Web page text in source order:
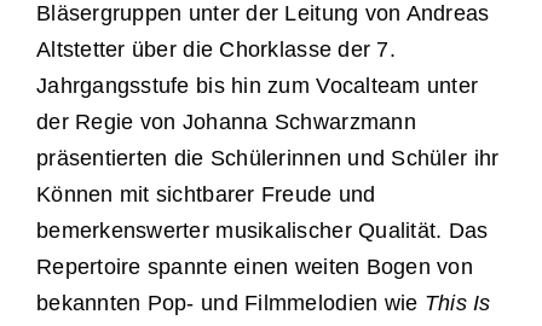
Bläsergruppen unter der Leitung von Andreas
Altstetter über die Chorklasse der 7.
Jahrgangsstufe bis hin zum Vocalteam unter
der Regie von Johanna Schwarzmann
präsentierten die Schülerinnen und Schüler ihr
Können mit sichtbarer Freude und
bemerkenswerter musikalischer Qualität. Das
Repertoire spannte einen weiten Bogen von
bekannten Pop- und Filmmelodien wie This Is